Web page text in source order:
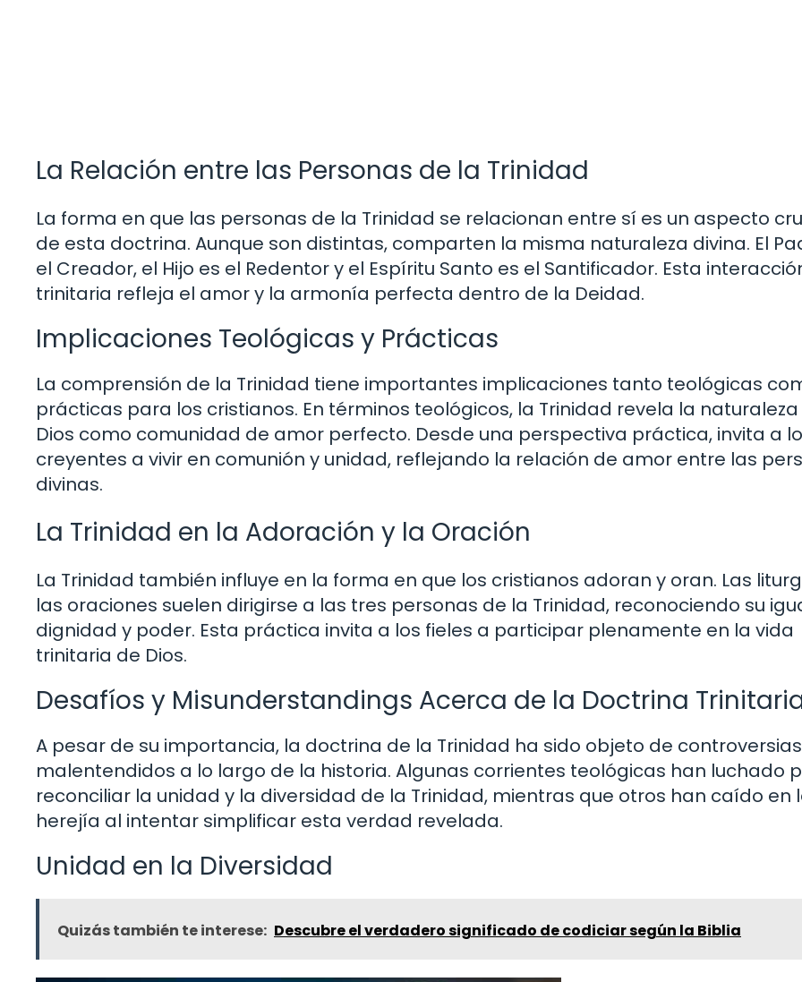
La Relación entre las Personas de la Trinidad
La forma en que las personas de la Trinidad se relacionan entre sí es un aspecto
de esta doctrina. Aunque son distintas, comparten la misma naturaleza divina. El
el Creador, el Hijo es el Redentor y el Espíritu Santo es el Santificador. Esta
trinitaria refleja el amor y la armonía perfecta dentro de la Deidad.
Implicaciones Teológicas y Prácticas
La comprensión de la Trinidad tiene importantes implicaciones tanto teológicas
prácticas para los cristianos. En términos teológicos, la Trinidad revela la
Dios como comunidad de amor perfecto. Desde una perspectiva práctica, invita a
creyentes a vivir en comunión y unidad, reflejando la relación de amor entre las
divinas.
La Trinidad en la Adoración y la Oración
La Trinidad también influye en la forma en que los cristianos adoran y oran. Las
las oraciones suelen dirigirse a las tres personas de la Trinidad, reconociendo su
dignidad y poder. Esta práctica invita a los fieles a participar plenamente en la vida
trinitaria de Dios.
Desafíos y Misunderstandings Acerca de la Doctrina
A pesar de su importancia, la doctrina de la Trinidad ha sido objeto de
malentendidos a lo largo de la historia. Algunas corrientes teológicas han luchado
reconciliar la unidad y la diversidad de la Trinidad, mientras que otros han caído en
herejía al intentar simplificar esta verdad revelada.
Unidad en la Diversidad
Quizás también te interese: Descubre el verdadero significado de codiciar según la Biblia